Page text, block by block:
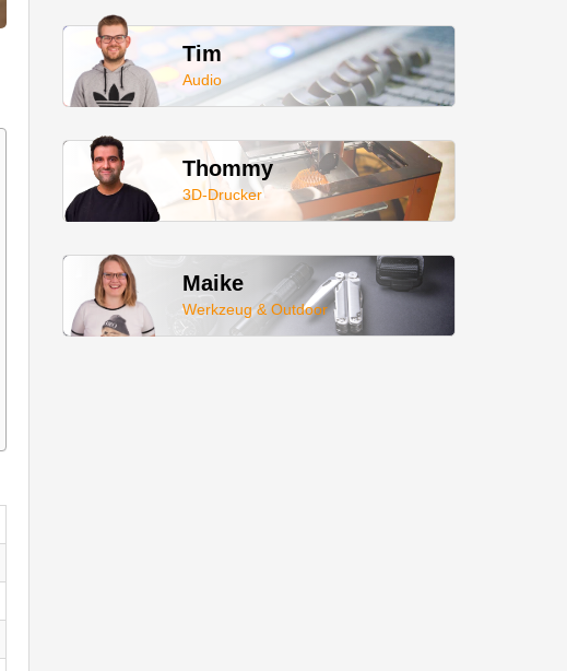
Tim
Audio
Thommy
3D-Drucker
Maike
Werkzeug & Outdoor